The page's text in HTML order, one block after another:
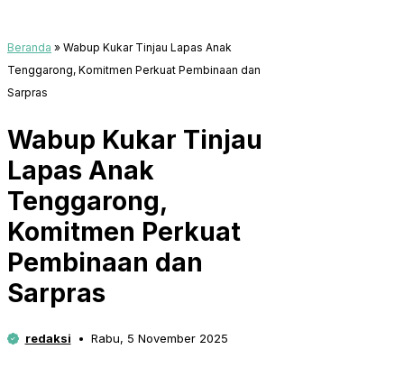
Beranda » Wabup Kukar Tinjau Lapas Anak
Tenggarong, Komitmen Perkuat Pembinaan dan
Sarpras
Wabup Kukar Tinjau
Lapas Anak
Tenggarong,
Komitmen Perkuat
Pembinaan dan
Sarpras
redaksi Rabu, 5 November 2025